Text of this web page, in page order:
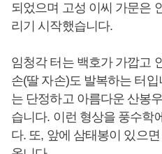
되었으며 고성 이씨 가문은
리기 시작했습니다.
임청각 터는 백호가 가깝고
손(딸 자손)도 발복하는 터
는 단정하고 아름다운 산봉
습니다. 이런 형상을 풍수학
다. 또, 앞에 삼태봉이 있으